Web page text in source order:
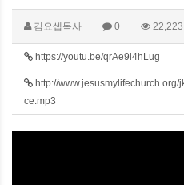
김요셉목사 0 22,223
https://youtu.be/qrAe9l4hLug
http://
ce.mp3